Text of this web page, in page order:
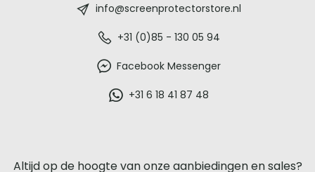
voor
info@screenprotectorstore.nl
+31 (0)85 - 130 05 94
Facebook Messenger
+31 6 18 41 87 48
Altijd op de hoogte van onze aanbiedingen en sales?